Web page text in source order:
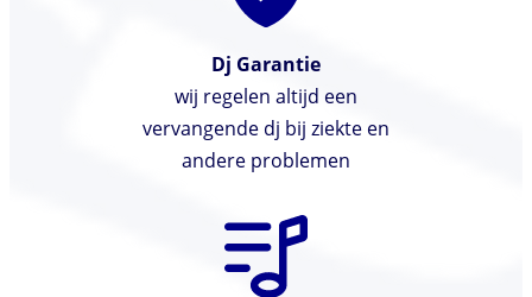
Dj Garantie
wij regelen altijd een
vervangende dj bij ziekte en
andere problemen